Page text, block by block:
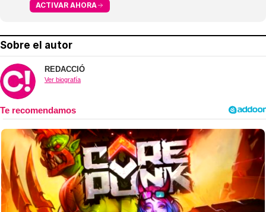
ACTIVAR AHORA
Sobre el autor
REDACCIÓ
Ver biografía